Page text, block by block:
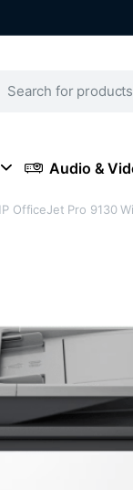
Audio &
OfficeJet Pro 9130